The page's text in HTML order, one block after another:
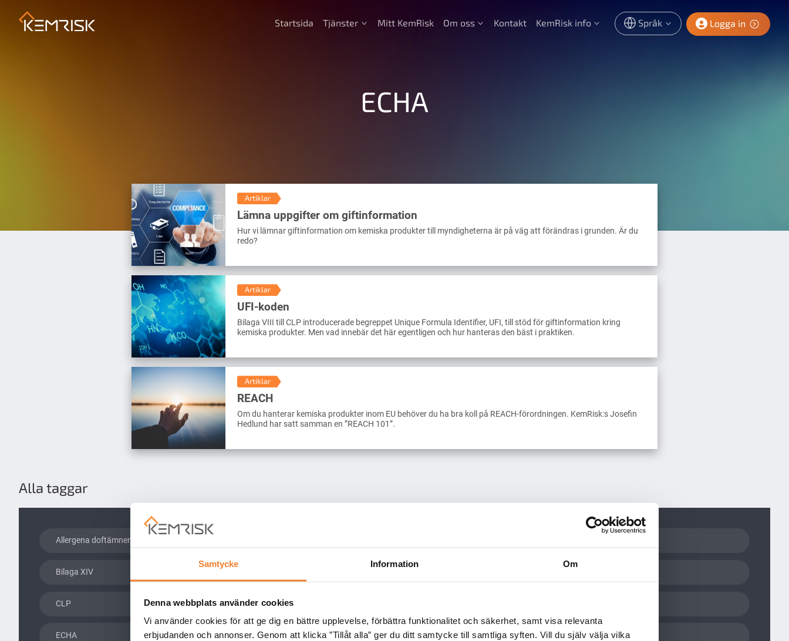
Samtycke Information Om
Denna webbplats använder cookies
Vi använder cookies för att ge dig en bättre upplevelse, förbättra funktionalitet och säkerhet, samt visa relevanta
erbjudanden och annonser. Genom att klicka ”Tillåt alla” ger du ditt samtycke till samtliga syften. Vill du själv välja vilka
Startsida Tjänster Mitt KemRisk Om oss Kontakt KemRisk info Språk Logga in
ECHA
Artiklar
Lämna uppgifter om giftinformation
Hur vi lämnar giftinformation om kemiska produkter till myndigheterna är på väg att förändras i grunden. Är du
redo?
Artiklar
UFI-koden
Bilaga VIII till CLP introducerade begreppet Unique Formula Identifier, UFI, till stöd för giftinformation kring
kemiska produkter. Men vad innebär det här egentligen och hur hanteras den bäst i praktiken.
Artiklar
REACH
Om du hanterar kemiska produkter inom EU behöver du ha bra koll på REACH-förordningen. KemRisk:s Josefin
Hedlund har satt samman en ”REACH 101”.
Alla taggar
Allergena doftämnen
Bilaga XIV
CLP Desinfektion
ECHA ES EuPCS GHS